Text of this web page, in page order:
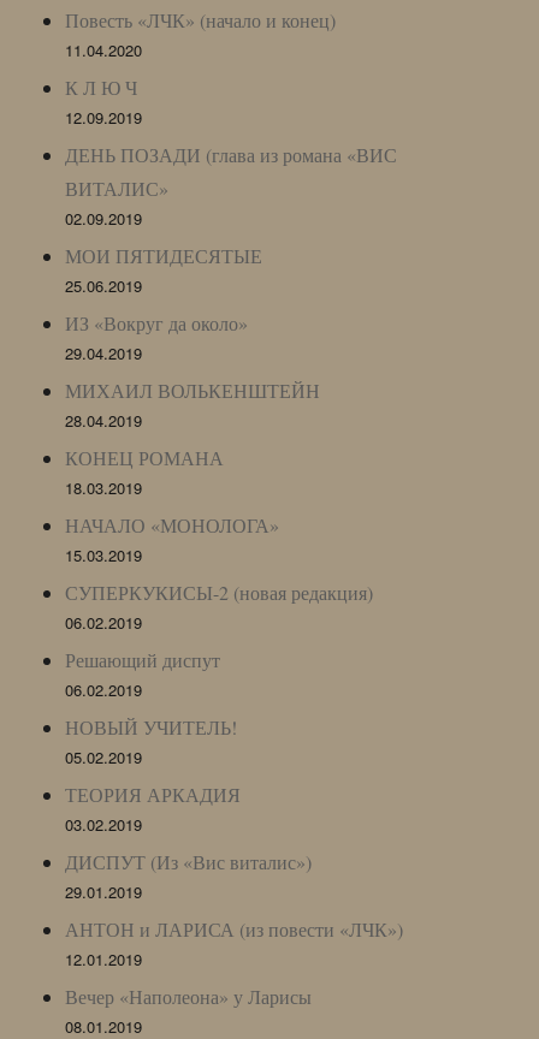
Повесть «ЛЧК» (начало и конец)
11.04.2020
К Л Ю Ч
12.09.2019
ДЕНЬ ПОЗАДИ (глава из романа «ВИС
ВИТАЛИС»
02.09.2019
МОИ ПЯТИДЕСЯТЫЕ
25.06.2019
ИЗ «Вокруг да около»
29.04.2019
МИХАИЛ ВОЛЬКЕНШТЕЙН
28.04.2019
КОНЕЦ РОМАНА
18.03.2019
НАЧАЛО «МОНОЛОГА»
15.03.2019
СУПЕРКУКИСЫ-2 (новая редакция)
06.02.2019
Решающий диспут
06.02.2019
НОВЫЙ УЧИТЕЛЬ!
05.02.2019
ТЕОРИЯ АРКАДИЯ
03.02.2019
ДИСПУТ (Из «Вис виталис»)
29.01.2019
АНТОН и ЛАРИСА (из повести «ЛЧК»)
12.01.2019
Вечер «Наполеона» у Ларисы
08.01.2019